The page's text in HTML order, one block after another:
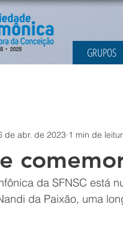
GRUPOS
de abr. de 2023 1 min de
da SFNSC está
da Paixão, uma